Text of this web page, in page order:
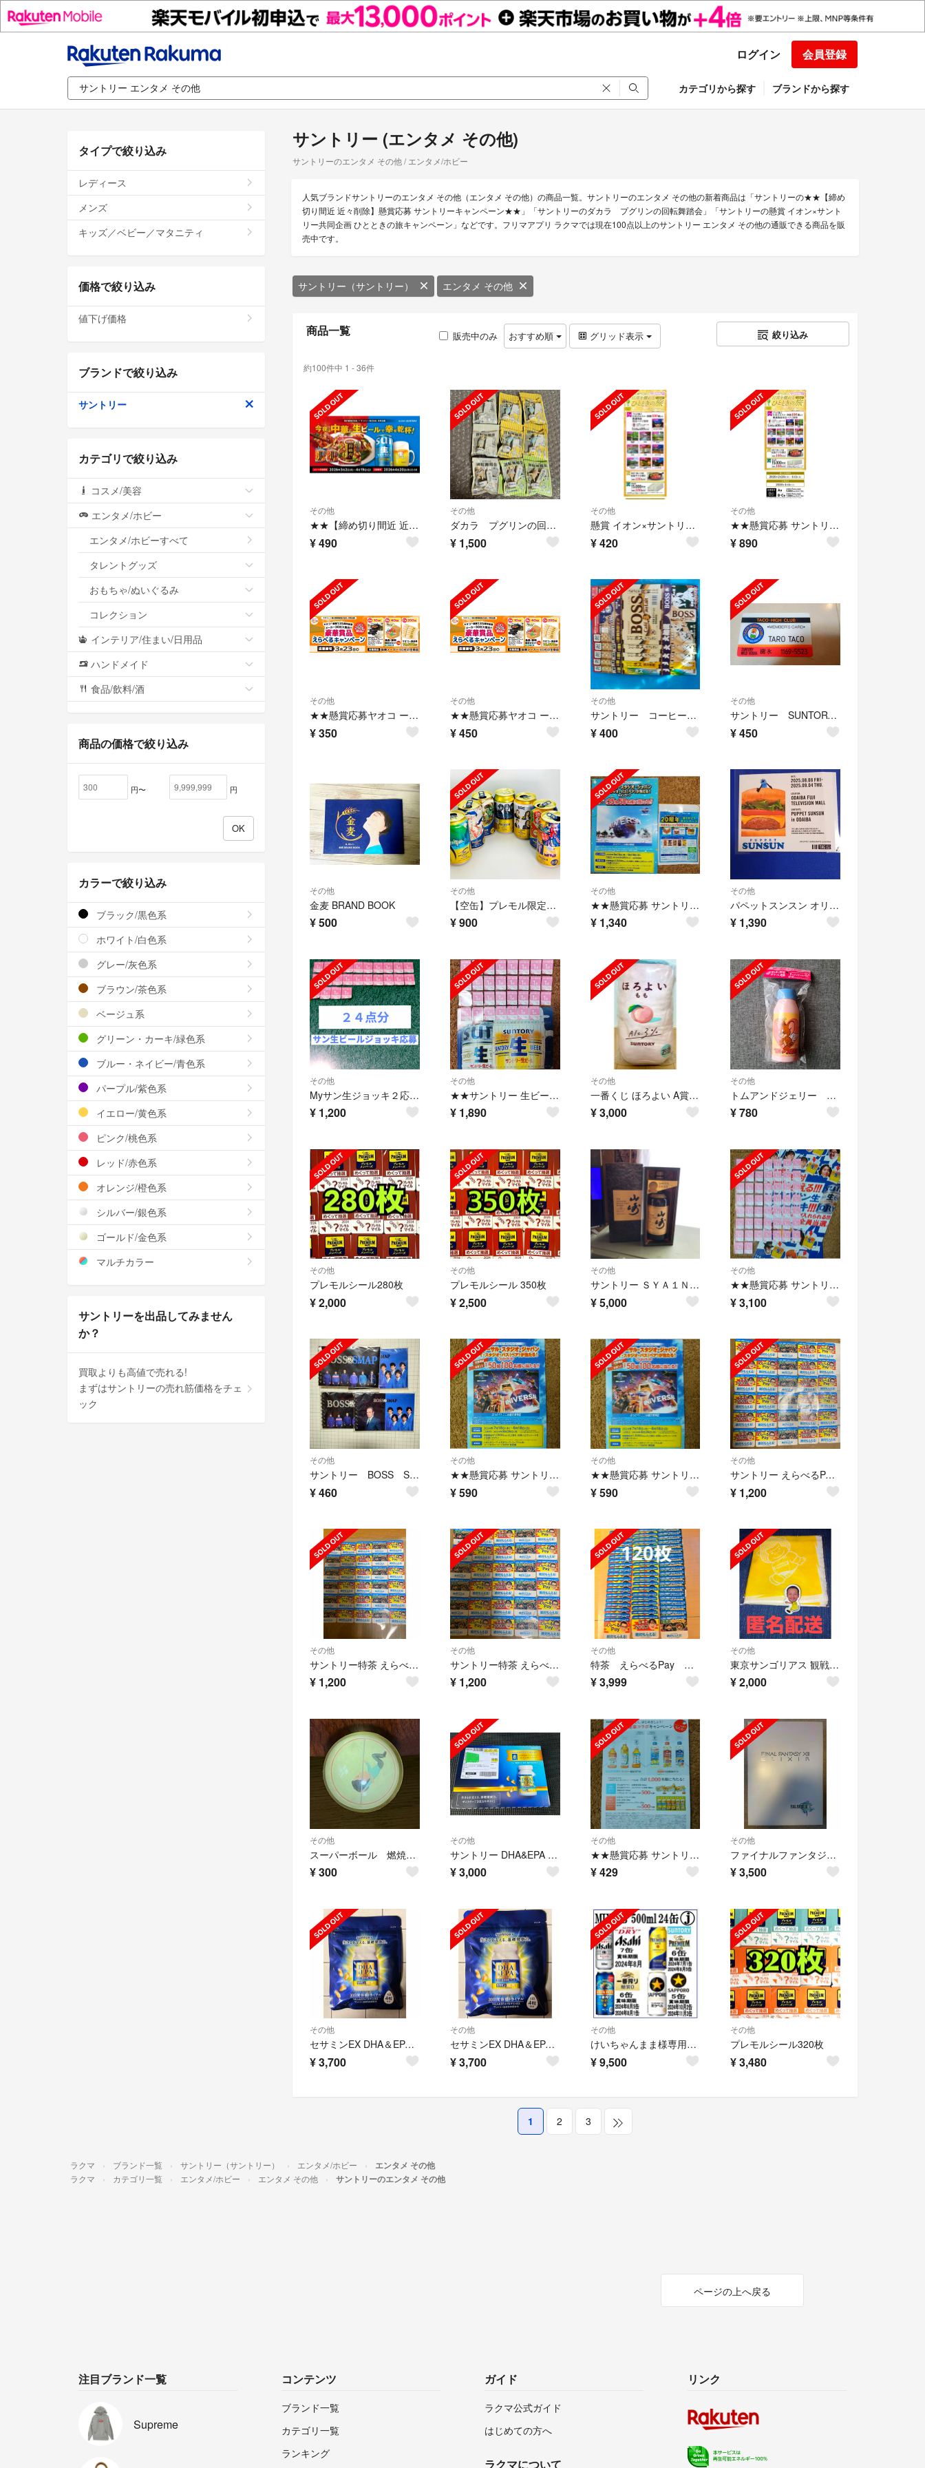
ログイン 会員登録
カテゴリから探す ブランドから探す
サントリー (エンタメ その他)
サントリーのエンタメ その他 / エンタメ/ホビー
人気ブランドサントリーのエンタメ その他（エンタメ その他）の商品一覧。サントリーのエンタメ その他の新着商品は「サントリーの★★【締め
切り間近 近々削除】懸賞応募 サントリーキャンペーン★★」「サントリーのダカラ プグリンの回転舞踏会」「サントリーの懸賞 イオン×サント
リー共同企画 ひとときの旅キャンペーン」などです。フリマアプリ ラクマでは現在100点以上のサントリー エンタメ その他の通販できる商品を販
売中です。
サントリー（サントリー） エンタメ その他
商品一覧 販売中のみ おすすめ順 グリッド表示 絞り込み
約100件中 1 - 36件
その他
★★【締め切り間近 近々削除】懸賞応募 サントリーキャンペーン★★
¥490
その他
ダカラ プグリンの回転舞踏会
¥ 1,500
その他
懸賞 イオン×サントリー共同企画 ひとときの旅キャンペーン
¥420
その他
★★懸賞応募 サントリーフーズ キャンペーン★★
¥890
その他
★★懸賞応募ヤオコ ー×協賛メーカーキャンペーン★★
¥350
その他
★★懸賞応募ヤオコ ー×協賛メーカーキャンペーン★★
¥450
その他
サントリー コーヒーボス ｢大相撲×BOSS｣限定グッズ 懸賞 応募券5枚
¥400
その他
サントリー SUNTORY 樹氷 メンバーカード タコハイ ハイボール
¥450
その他
金麦 BRAND BOOK
¥500
その他
【空缶】プレモル限定デザイン缶７種セット
¥900
その他
★★懸賞応募 サントリー 越後製菓 GOLDSTAR キャンペーン3種★★
¥ 1,340
その他
パペットスンスン オリジナルラベル缶【ハンバーガー】 お台場 ステッカーのみ
¥ 1,390
その他
Myサン生ジョッキ２応募シール
¥ 1,200
その他
★★サントリー 生ビール 応募シール 31点★★
¥ 1,890
その他
一番くじ ほろよい A賞 もも
¥3,000
その他
トムアンドジェリー トムとジェリー 天使と悪魔 ボトル ウォーターボトル ボス
¥780
その他
プレモルシール280枚
¥2,000
その他
プレモルシール 350枚
¥2,500
その他
サントリー ＳＹＡ１Ｎ 山崎１２年 ギフトパッケージ空き瓶
¥5,000
その他
★★懸賞応募 サントリー 生ビール シール 51点★★
¥3,100
その他
サントリー BOSS SMAPオリジナルリングノート
¥460
その他
★★懸賞応募 サントリーキャンペーン★★
¥590
その他
★★懸賞応募 サントリーキャンペーン★★
¥590
その他
サントリー えらべるPAYシール 30枚 1000円分
¥ 1,200
その他
サントリー特茶 えらべるPAYシール 30枚 1000円分
¥ 1,200
その他
サントリー特茶 えらべるPAYシール 30枚 1000円分
¥ 1,200
その他
特茶 えらべるPay 絶対もらえる 120枚
¥3,999
その他
東京サンゴリアス 観戦記念グッズ
¥2,000
その他
スーパーボール 燃焼系アミノ式 超運動ボール おまけ
¥300
その他
サントリー DHA&EPA セサミンEX
¥3,000
その他
★★懸賞応募 サントリー キャンペーン★★
¥429
その他
ファイナルファンタジーXIII エリクサー
¥3,500
その他
セサミンEX DHA＆EPA プラスビタミン セサミン サントリー オリザ
¥3,700
その他
セサミンEX DHA＆EPA プラスビタミン セサミン サントリー オリザ
¥3,700
その他
けいちゃんまま様専用MIX》エビス/黒ラベル他350/500ml混合各24缶
¥9,500
その他
プレモルシール320枚
¥3,480
1 2 3
タイプで絞り込み
レディース
メンズ
キッズ／ベビー／マタニティ
価格で絞り込み
値下げ価格
ブランドで絞り込み
サントリー
カテゴリで絞り込み
コスメ/美容
エンタメ/ホビー
エンタメ/ホビーすべて
タレントグッズ
おもちゃ/ぬいぐるみ
コレクション
インテリア/住まい/日用品
ハンドメイド
食品/飲料/酒
商品の価格で絞り込み
円〜 円
カラーで絞り込み
ブラック/黒色系
ホワイト/白色系
グレー/灰色系
ブラウン/茶色系
ベージュ系
グリーン・カーキ/緑色系
ブルー・ネイビー/青色系
パープル/紫色系
イエロー/黄色系
ピンク/桃色系
レッド/赤色系
オレンジ/橙色系
シルバー/銀色系
ゴールド/金色系
マルチカラー
サントリーを出品してみません
か？
買取よりも高値で売れる!
まずはサントリーの売れ筋価格をチェ
ック
ラクマ ブランド一覧 サントリー（サントリー） エンタメ/ホビー エンタメ その他
ラクマ カテゴリ一覧 エンタメ/ホビー エンタメ その他 サントリーのエンタメ その他
ページの上へ戻る
注目ブランド一覧
Supreme
コンテンツ
ブランド一覧
カテゴリ一覧
ランキング
ガイド
ラクマ公式ガイド
はじめての方へ
ラクマについて
リンク